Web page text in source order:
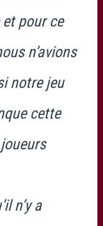
pour ce
n’avions
notre jeu
cette
n’y a